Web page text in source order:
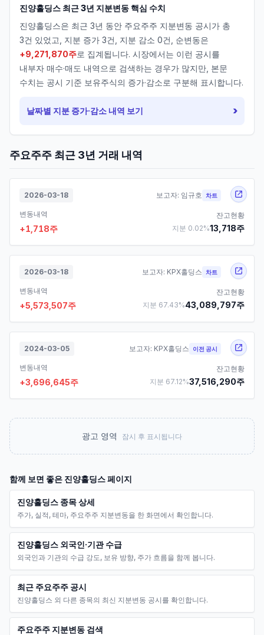
진양홀딩스 최근 3년 지분변동 핵심 수치
진양홀딩스은 최근 3년 동안 주요주주 지분변동 공시가 총
3건 있었고, 지분 증가 3건, 지분 감소 0건, 순변동은
+9,271,870주로 집계됩니다. 시장에서는 이런 공시를
내부자 매수·매도 내역으로 검색하는 경우가 많지만, 본문
수치는 공시 기준 보유주식의 증가·감소로 구분해 표시합니다.
날짜별 지분 증가·감소 내역 보기 ›
주요주주 최근 3년 거래 내역
2026-03-18 보고자: 임규호 차트
변동내역
+1,718주
잔고현황
지분 0.02%13,718주
2026-03-18 보고자: KPX홀딩스 차트
변동내역
+5,573,507주
잔고현황
지분 67.43%43,089,797주
2024-03-05 보고자: KPX홀딩스 이전 공시
변동내역
+3,696,645주
잔고현황
지분 67.12%37,516,290주
광고 영역 잠시 후 표시됩니다
함께 보면 좋은 진양홀딩스페이지
진양홀딩스 종목 상세
주가, 실적, 테마, 주요주주 지분변동을 한 화면에서 확인합니다.
진양홀딩스 외국인·기관 수급
외국인과 기관의 수급 강도, 보유 방향, 주가 흐름을 함께 봅니다.
최근 주요주주 공시
진양홀딩스 외 다른 종목의 최신 지분변동 공시를 확인합니다.
주요주주 지분변동 검색